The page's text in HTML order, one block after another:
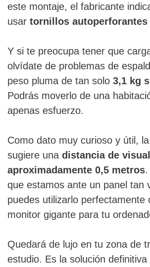
este montaje, el fabricante
usar tornillos autoperforantes
Y si te preocupa tener que
olvídate de problemas de
peso pluma de tan solo 3,1 kg
Podrás moverlo de una
apenas esfuerzo.
Como dato muy curioso y útil,
sugiere una distancia de
aproximadamente 0,5 metros
que estamos ante un panel tan
puedes utilizarlo perfectamente
monitor gigante para tu
Quedará de lujo en tu zona de
estudio. Es la solución